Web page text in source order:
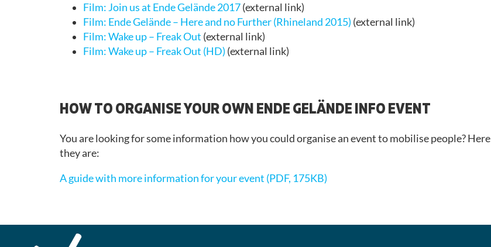
Film: Join us at Ende Gelände 2017(external link)
Film: Ende Gelände – Here and no Further (Rhineland 2015) (external link)
Film: Wake up – Freak Out (external link)
Film: Wake up – Freak Out (HD) (external link)
HOW TO ORGANISE YOUR OWN ENDE GELÄNDE INFO EVENT
You are looking for some information how you could organise an event to mobilise people? Here
they are:
A guide with more information for your event (PDF, 175KB)